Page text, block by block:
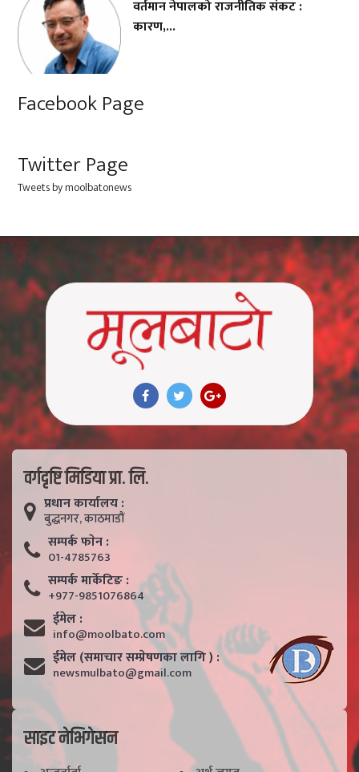
वर्तमान नेपालको राजनीतिक संकट :
कारण,...
Facebook Page
Twitter Page
Tweets by moolbatonews
वर्गदृष्टि मिडिया प्रा. लि.
प्रधान कार्यालय :
बुद्धनगर, काठमाडाैं
सम्पर्क फाेन :
01-4785763
सम्पर्क मार्केटिङ :
+977-9851076864
ईमेल :
info@moolbato.com
ईमेल (समाचार सम्प्रेषणका लागि ) :
newsmulbato@gmail.com
साइट नेभिगेसन